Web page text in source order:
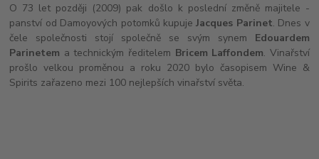
O 73 let později (2009) pak došlo k poslední změně majitele -
panství od Damoyových potomků kupujeJacques Parinet. Dnes v
čele společnosti stojí společně se svým synem Edouardem
Parinetem a technickým ředitelem Bricem Laffondem. Vinařství
prošlo velkou proměnou a roku 2020 bylo časopisem Wine &
Spirits zařazeno mezi 100 nejlepších vinařství světa.